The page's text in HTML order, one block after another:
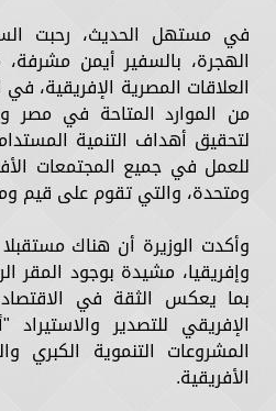
في مستهل الحديث، رحبت
الهجرة، بالسفير أيمن
العلاقات المصرية الإفريقية، في
من الموارد المتاحة في مصر
للعمل في جميع المجتمعات
ومتحدة، والتي تقوم على قيم
وأكدت الوزيرة أن هناك
وإفريقيا، مشيدة بوجود المقر
بما يعكس الثقة في
الإفريقي للتصدير
المشروعات التنموية الكبري
الأفريقية.